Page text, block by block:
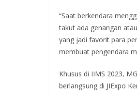
“Saat berkendara
takut ada genangan
yang jadi favorit para
membuat pengendara
Khusus di IIMS 2023,
berlangsung di JIExpo